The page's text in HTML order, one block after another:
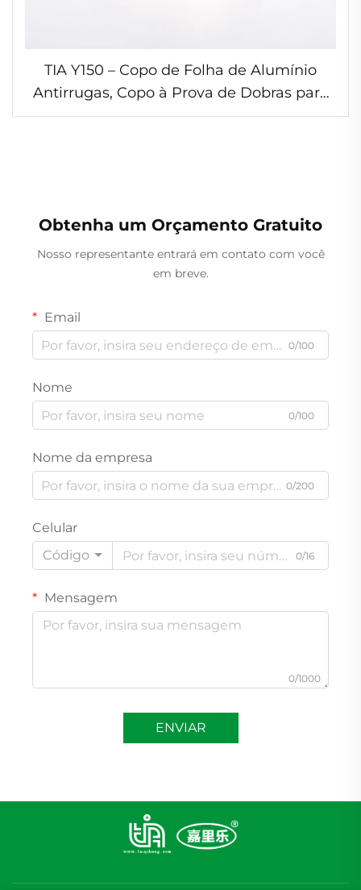
TIA Y150 – Copo de Folha de Alumínio
Antirrugas, Copo à Prova de Dobras para
Iogurte, Copo de Folha de Alumínio à
Obtenha um Orçamento Gratuito
Nosso representante entrará em contato com você
em breve.
Email
0/100
Nome
0/100
Nome da empresa
0/200
Celular
Código
0/16
Mensagem
0/1000
ENVIAR